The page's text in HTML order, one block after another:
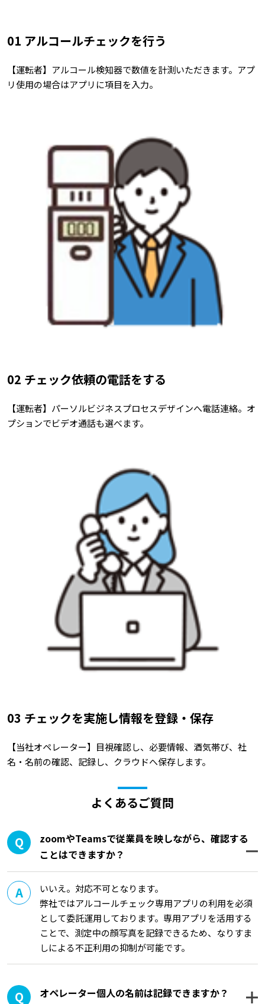
01 アルコールチェックを行う
【運転者】アルコール検知器で数値を計測いただきます。アプ
リ使用の場合はアプリに項目を入力。
02 チェック依頼の電話をする
【運転者】パーソルビジネスプロセスデザインへ電話連絡。オ
プションでビデオ通話も選べます。
03 チェックを実施し情報を登録・保存
【当社オペレーター】目視確認し、必要情報、酒気帯び、社
名・名前の確認、記録し、クラウドへ保存します。
よくあるご質問
zoomやTeamsで従業員を映しながら、確認する
ことはできますか？
いいえ。対応不可となります。
弊社ではアルコールチェック専用アプリの利用を必須
として委託運用しております。専用アプリを活用する
ことで、測定中の顔写真を記録できるため、なりすま
しによる不正利用の抑制が可能です。
オペレーター個人の名前は記録できますか？